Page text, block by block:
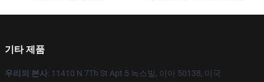
기타 제품
우리의 본사: 11410 N 7Th St Apt 5 녹스빌, 이아 50138, 미국